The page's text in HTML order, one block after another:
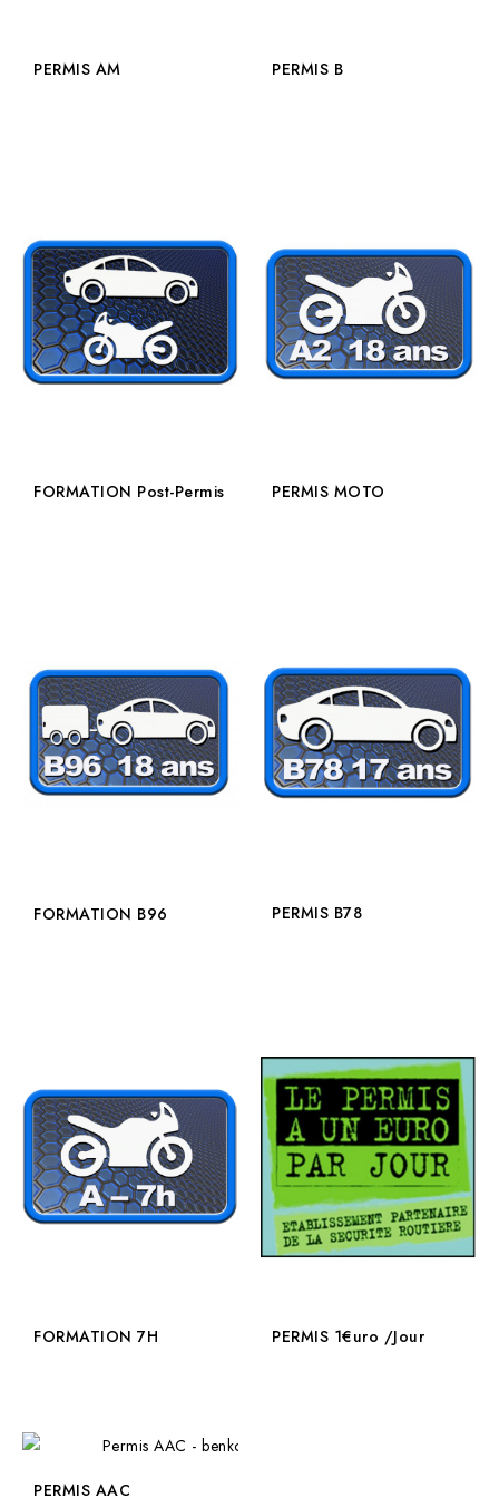
PERMIS AM PERMIS B
FORMATION Post-Permis PERMIS MOTO
FORMATION B96 PERMIS B78
FORMATION 7H PERMIS 1€uro /Jour
PERMIS AAC